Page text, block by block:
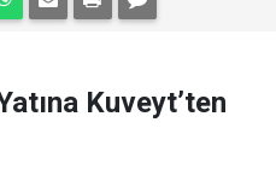
Kuveyt’ten